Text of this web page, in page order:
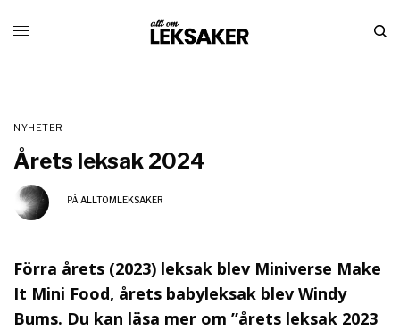
NYHETER
Årets leksak 2024
PÅALLTOMLEKSAKER
Förra årets (2023) leksak blev Miniverse Make
It Mini Food, årets babyleksak blev Windy
Bums. Du kan läsa mer om ”årets leksak 2023